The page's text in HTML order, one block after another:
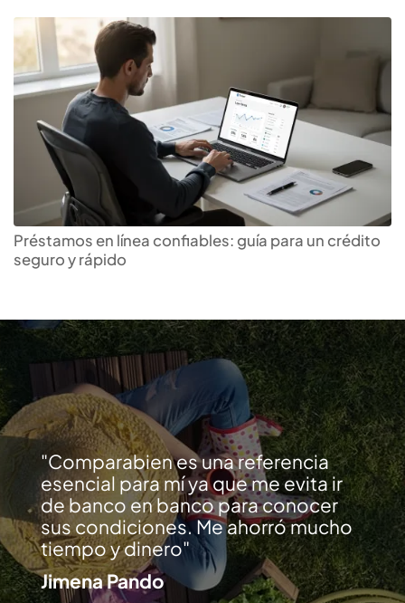
Préstamos en línea confiables: guía para un crédito
seguro y rápido
Comparabien es una referencia
esencial para mí ya que me evita ir
de banco en banco para conocer
sus condiciones. Me ahorró mucho
tiempo y dinero
Jimena Pando